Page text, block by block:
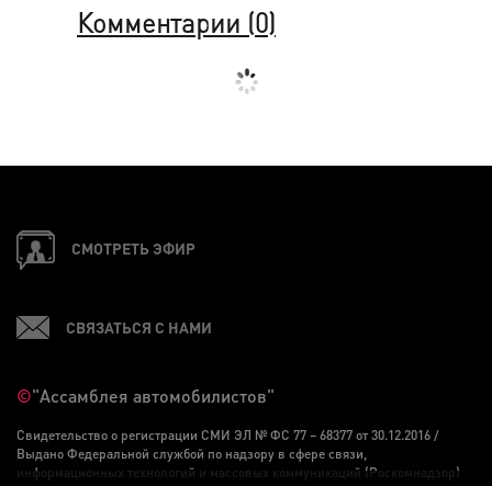
Комментарии (0)
СМОТРЕТЬ ЭФИР
СВЯЗАТЬСЯ С НАМИ
©"Ассамблея автомобилистов"
Свидетельство о регистрации СМИ ЭЛ № ФС 77 – 68377 от 30.12.2016 /
Выдано Федеральной службой по надзору в сфере связи,
информационных технологий и массовых коммуникаций (Роскомнадзор)